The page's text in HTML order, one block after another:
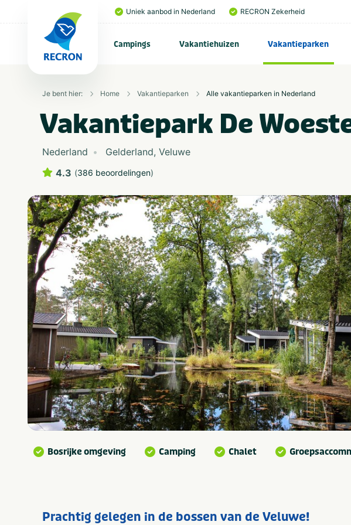
Uniek aanbod in Nederland RECRON Zekerheid
Campings Vakantiehuizen Vakantieparken
Je bent hier: Home Vakantieparken Alle vakantieparken in Nederland
Vakantiepark De
Nederland Gelderland, Veluwe
4.3 (386 beoordelingen)
Bosrijke omgeving Camping Chalet
Prachtig gelegen in de bossen van de Veluwe!